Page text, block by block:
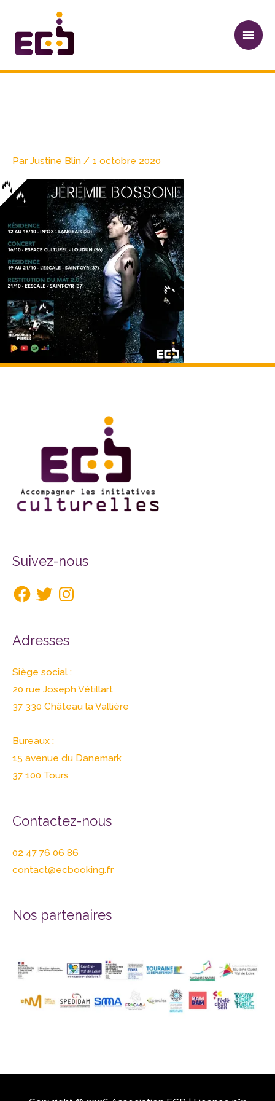
contenu
Par Justine Blin / 1 octobre 2020
Suivez-nous
Facebook
Adresses
Siège social :
20 rue Joseph Vétillart
37 330 Château la Vallière
Bureaux :
15 avenue du Danemark
37 100 Tours
Contactez-nous
02 47 76 06 86
contact@ecbooking.fr
Nos partenaires